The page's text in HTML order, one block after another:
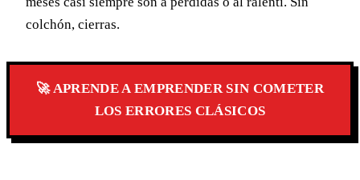
colchón, cierras.
🚀 APRENDE A EMPRENDER SIN COMETER
LOS ERRORES CLÁSICOS